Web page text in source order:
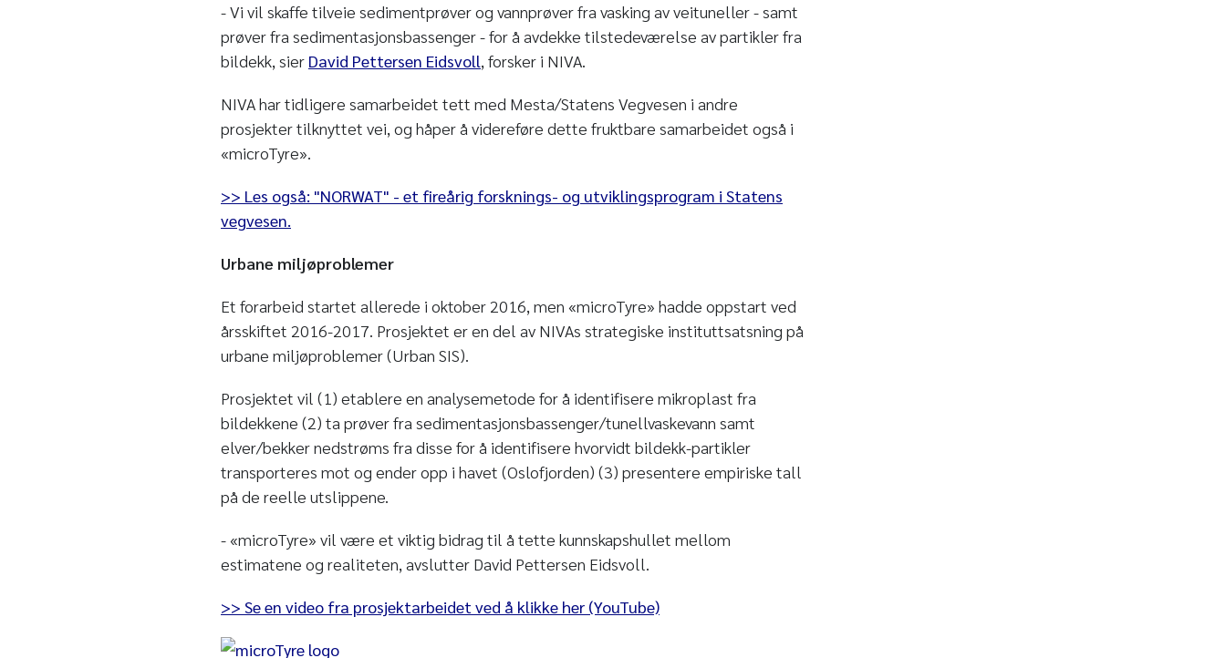
- Vi vil skaffe tilveie sedimentprøver og vannprøver fra vasking av veituneller - samt
prøver fra sedimentasjonsbassenger - for å avdekke tilstedeværelse av partikler fra
bildekk, sier David Pettersen Eidsvoll, forsker i NIVA.
NIVA har tidligere samarbeidet tett med Mesta/Statens Vegvesen i andre
prosjekter tilknyttet vei, og håper å videreføre dette fruktbare samarbeidet også i
«microTyre».
>> Les også: "NORWAT" - et fireårig forsknings- og utviklingsprogram i Statens
vegvesen.
Urbane miljøproblemer
Et forarbeid startet allerede i oktober 2016, men «microTyre» hadde oppstart ved
årsskiftet 2016-2017. Prosjektet er en del av NIVAs strategiske instituttsatsning på
urbane miljøproblemer (Urban SIS).
Prosjektet vil (1) etablere en analysemetode for å identifisere mikroplast fra
bildekkene (2) ta prøver fra sedimentasjonsbassenger/tunellvaskevann samt
elver/bekker nedstrøms fra disse for å identifisere hvorvidt bildekk-partikler
transporteres mot og ender opp i havet (Oslofjorden) (3) presentere empiriske tall
på de reelle utslippene.
- «microTyre» vil være et viktig bidrag til å tette kunnskapshullet mellom
estimatene og realiteten, avslutter David Pettersen Eidsvoll.
>> Se en video fra prosjektarbeidet ved å klikke her (YouTube)